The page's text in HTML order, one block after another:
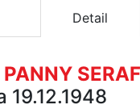
Detail
PANNY
19.12.1948